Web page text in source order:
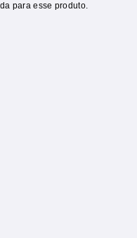
para esse produto.